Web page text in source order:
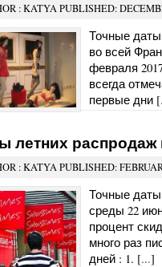
: KATYA PUBLISHED:
Точные
во всей
февраля
всегда
первые дни [
летних распродаж
: KATYA PUBLISHED:
Точные
среды 22
процент
много раз
дней : 1. [...]